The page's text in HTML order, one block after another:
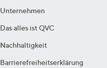
Unternehmen
Das alles ist QVC
Nachhaltigkeit
Barrierefreiheitserklärung